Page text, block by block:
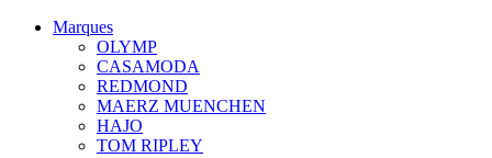
Marques
OLYMP
CASAMODA
REDMOND
MAERZ MUENCHEN
HAJO
TOM RIPLEY